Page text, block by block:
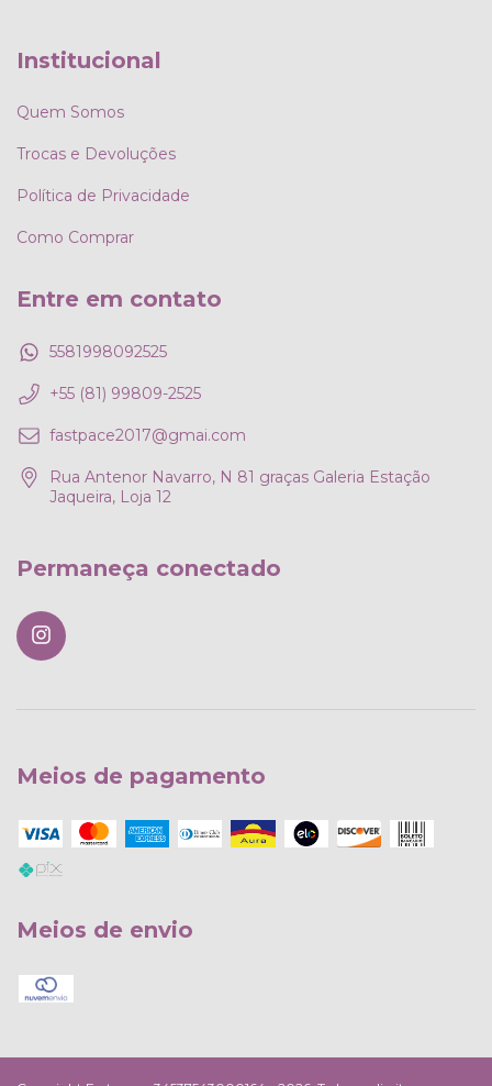
Institucional
Quem Somos
Trocas e Devoluções
Política de Privacidade
Como Comprar
Entre em contato
5581998092525
+55 (81) 99809-2525
fastpace2017@gmai.com
Rua Antenor Navarro, N 81 graças Galeria Estação
Jaqueira, Loja 12
Permaneça conectado
Meios de pagamento
Meios de envio